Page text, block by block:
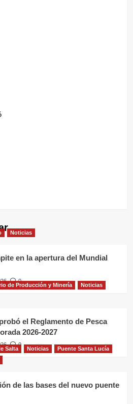
Noticias
en la apertura del Mundial
0
de Producción y Minería
Noticias
el Reglamento de Pesca
2026-2027
0
Salta Noticias
Puente Santa Lucía
de las bases del nuevo puente